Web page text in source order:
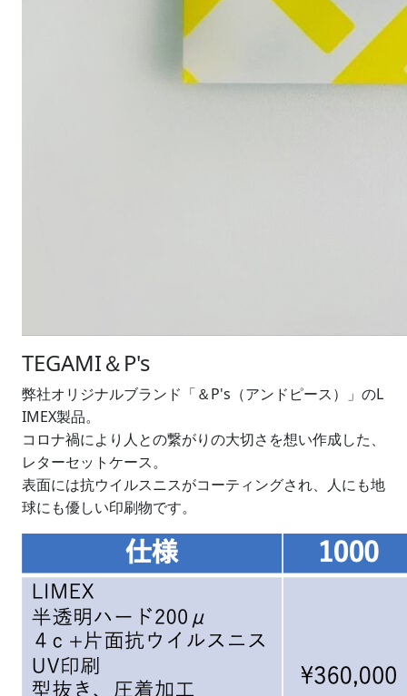
TEGAMI＆P's
弊社オリジナルブランド「＆P's（アンドピース）」のL
IMEX製品。
コロナ禍により人との繋がりの大切さを想い作成した、
レターセットケース。
表面には抗ウイルスニスがコーティングされ、人にも地
球にも優しい印刷物です。